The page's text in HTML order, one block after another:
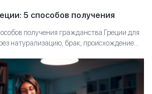
5 способов получения
получения гражданства Греции для
натурализацию, брак, происхождение
и сколько времени занимает оформление